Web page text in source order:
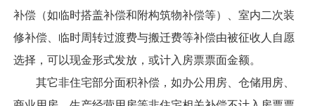
补偿（如临时搭盖补偿和附构筑物补偿等）、室内二次装
修补偿、临时周转过渡费与搬迁费等补偿由被征收人自愿
选择，可以现金形式发放，或计入房票票面金额。
其它非住宅部分面积补偿，如办公用房、仓储用房、